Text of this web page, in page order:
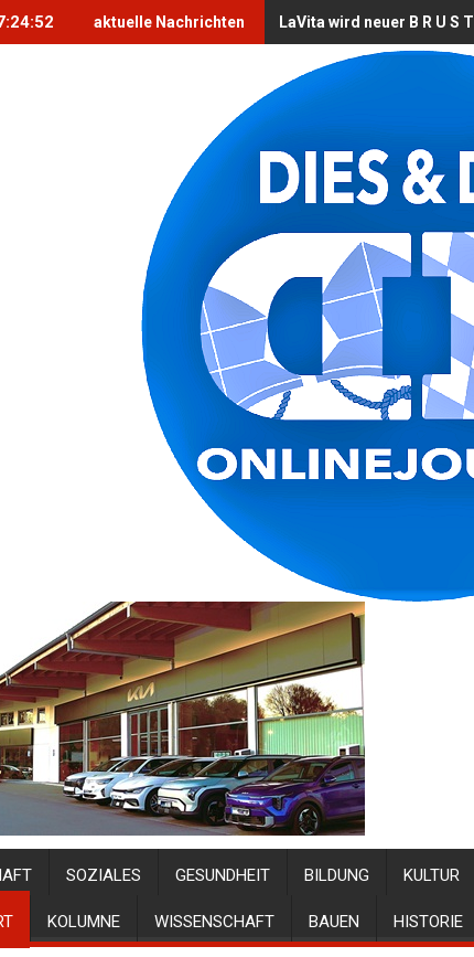
aktuelle Nachrichten LaVita wird neuer B R U S
SOZIALES GESUNDHEIT BILDUNG KULTUR
KOLUMNE WISSENSCHAFT BAUEN HISTORIE